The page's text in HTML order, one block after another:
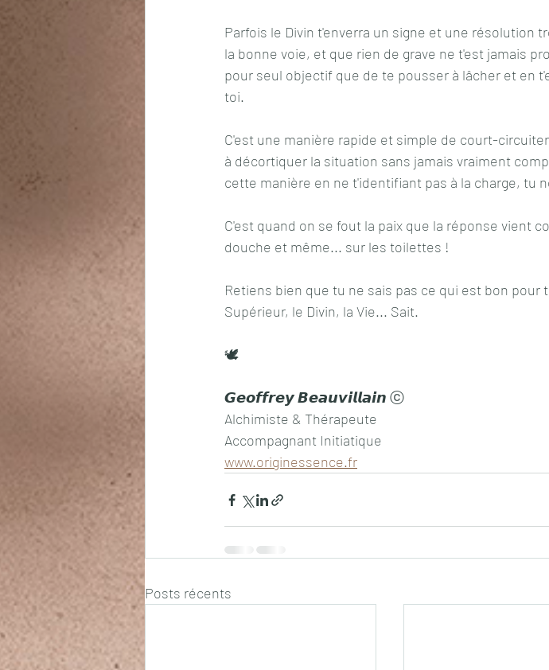
Parfois le Divin t'enverra un signe et une résolution
la bonne voie, et que rien de grave ne t'est jamais
pour seul objectif que de te pousser à lâcher et en
toi.
C'est une manière rapide et simple de court-
à décortiquer la situation sans jamais vraiment
cette manière en ne t'identifiant pas à la charge, tu
C'est quand on se fout la paix que la réponse vient
douche et même... sur les toilettes !
Retiens bien que tu ne sais pas ce qui est bon
Supérieur, le Divin, la Vie... Sait.
🕊️
𝙂𝙚𝙤𝙛𝙛𝙧𝙚𝙮 𝘽𝙚𝙖𝙪𝙫𝙞𝙡𝙡𝙖𝙞𝙣 ⓒ
Alchimiste & Thérapeute
Accompagnant Initiatique
www.originessence.fr
Posts récents